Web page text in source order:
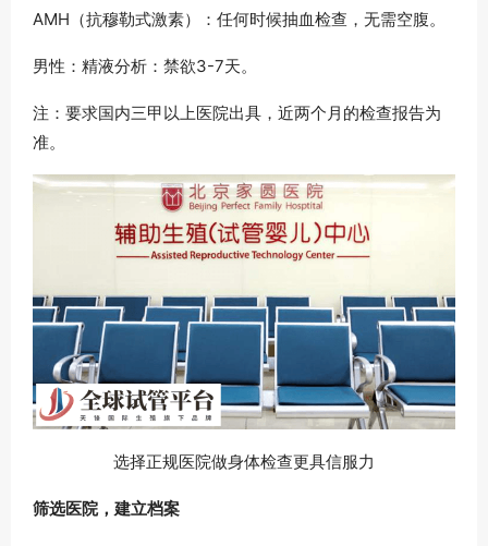
AMH（抗穆勒式激素）：任何时候抽血检查，无需空腹。
男性：精液分析：禁欲3-7天。
注：要求国内三甲以上医院出具，近两个月的检查报告为
准。
选择正规医院做身体检查更具信服力
筛选医院，建立档案